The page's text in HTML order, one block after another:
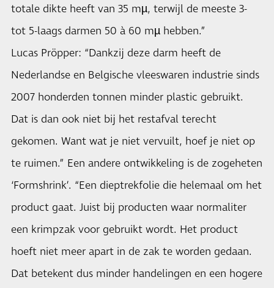
totale dikte heeft van 35 mµ, terwijl de meeste 3-
tot 5-laags darmen 50 à 60 mµ hebben.”
Lucas Pröpper: “Dankzij deze darm heeft de
Nederlandse en Belgische vleeswaren industrie sinds
2007 honderden tonnen minder plastic gebruikt.
Dat is dan ook niet bij het restafval terecht
gekomen. Want wat je niet vervuilt, hoef je niet op
te ruimen.” Een andere ontwikkeling is de zogeheten
‘Formshrink’. “Een dieptrekfolie die helemaal om het
product gaat. Juist bij producten waar normaliter
een krimpzak voor gebruikt wordt. Het product
hoeft niet meer apart in de zak te worden gedaan.
Dat betekent dus minder handelingen en een hogere